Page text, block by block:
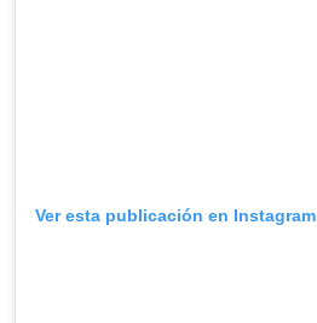
Ver esta publicación en Instagram